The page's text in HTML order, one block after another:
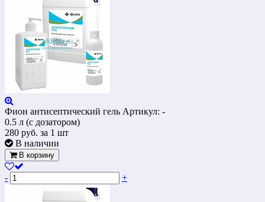
Фион антисептический гель Артикул: -
0.5 л (с дозатором)
280 руб. за 1 шт
В наличии
В корзину
- +